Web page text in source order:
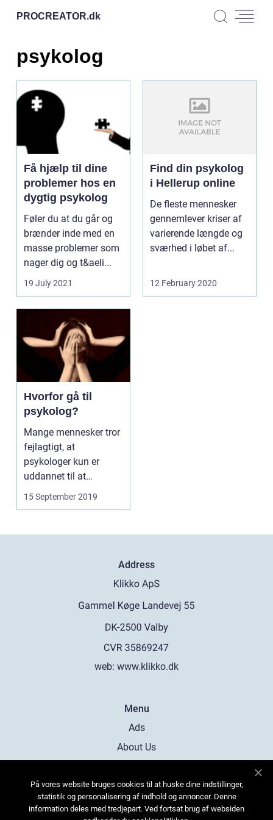
PROCREATOR.dk
psykolog
Få hjælp til dine
problemer hos en
dygtig psykolog
Føler du at du går og
brænder inde med en
masse problemer som
nager dig og t&aeli...
19 July 2021
Find din psykolog
i Hellerup online
De fleste mennesker
gennemlever kriser af
varierende længde og
sværhed i løbet af...
12 February 2020
Hvorfor gå til
psykolog?
Mange mennesker tror
fejlagtigt, at
psykologer kun er
uddannet til at
håndtere psykisk
svage m...
15 September 2019
Address
web: www.klikko.dk
Menu
Ads
About Us
Contact
Sitemap
På vores website bruges cookies til at huske dine indstillinger,
statistik og personalisering af indhold og annoncer. Denne
information deles med tredjepart. Ved fortsat brug af websiden